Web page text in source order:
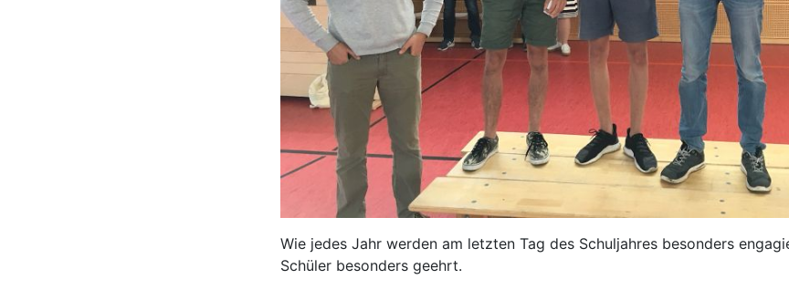
Wie jedes Jahr werden am letzten Tag des Schuljahres besonders
Schüler besonders geehrt.